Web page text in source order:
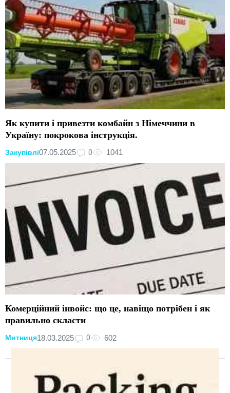
Як купити і привезти комбайн з Німеччини в
Україну: покрокова інструкція.
Закупівлі07.05.2025 0 1041
Комерційний інвойс: що це, навіщо потрібен і як
правильно скласти
Митниця18.03.2025 0 602